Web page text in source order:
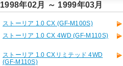
1998年02月 ～ 1999年03月
ストーリア 1.0 CX (GF-M100S)
ストーリア 1.0 CX 4WD (GF-M110S)
ストーリア 1.0 CXリミテッド 4WD
(GF-M110S)